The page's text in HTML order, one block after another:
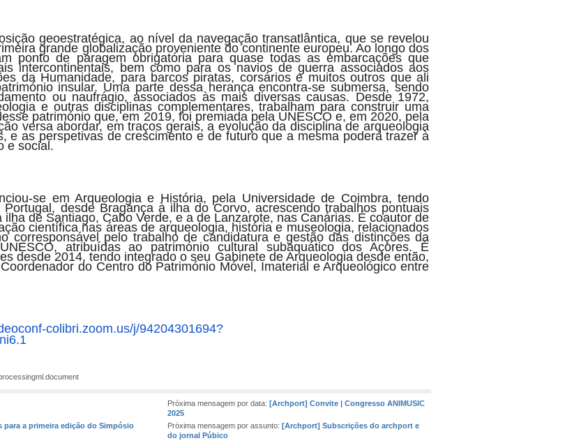
geoestratégica, ao nível da navegação transatlântica, que se revelou
grande globalização proveniente do continente europeu. Ao longo dos
ponto de paragem obrigatória para quase todas as embarcações que
intercontinentais, bem como para os navios de guerra associados aos
da Humanidade, para barcos piratas, corsários e muitos outros que ali
insular. Uma parte dessa herança encontra-se submersa, sendo
ou naufrágio, associados às mais diversas causas. Desde 1972,
e outras disciplinas complementares, trabalham para construir uma
património que, em 2019, foi premiada pela UNESCO e, em 2020, pela
versa abordar, em traços gerais, a evolução da disciplina de arqueologia
e as perspetivas de crescimento e de futuro que a mesma poderá trazer à
e social.
se em Arqueologia e História, pela Universidade de Coimbra, tendo
desde Bragança à ilha do Corvo, acrescendo trabalhos pontuais
de Santiago, Cabo Verde, e a de Lanzarote, nas Canárias. É coautor de
científica nas áreas de arqueologia, história e museologia, relacionados
corresponsável pelo trabalho de candidatura e gestão das distinções da
atribuídas ao património cultural subaquático dos Açores. É
desde 2014, tendo integrado o seu Gabinete de Arqueologia desde então,
do Centro do Património Móvel, Imaterial e Arqueológico entre
colibri.zoom.us/j/94204301694?
Próxima mensagem por data: [Archport] Convite | Congresso ANIMUSIC
2025
a primeira edição do Simpósio
Próxima mensagem por assunto: [Archport] Subscrições do archport e
do jornal Púbico